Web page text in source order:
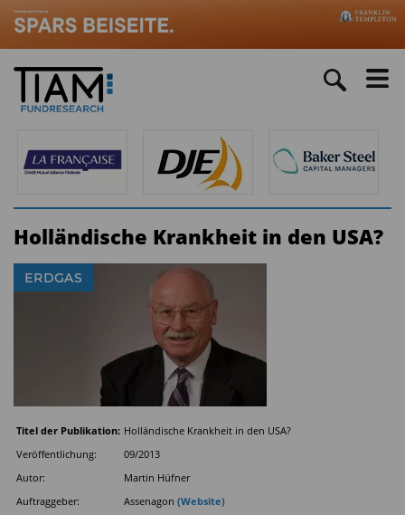
Holländische Krankheit in den USA?
ERDGAS
Titel der Publikation: Holländische Krankheit in den USA?
Veröffentlichung:
09/2013
Autor:
Martin Hüfner
Auftraggeber:
Assenagon (Website)